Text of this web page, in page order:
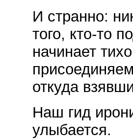
И странно:
того, кто-то
начинает
откуда
Наш гид
улыбается.